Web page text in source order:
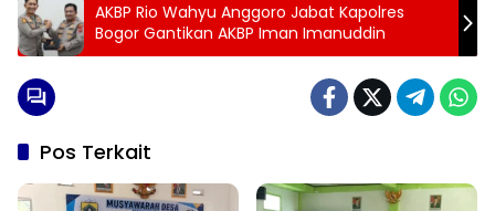
AKBP Rio Wahyu Anggoro Jabat Kapolres
Bogor Gantikan AKBP Iman Imanuddin
Pos Terkait